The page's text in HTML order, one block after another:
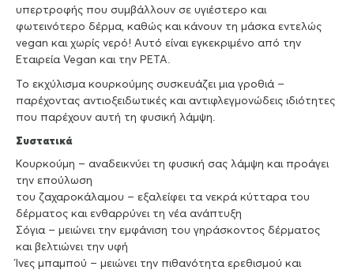
υπερτροφής που συμβάλλουν σε υγιέστερο και
φωτεινότερο δέρμα, καθώς και κάνουν τη μάσκα εντελώς
vegan και χωρίς νερό! Αυτό είναι εγκεκριμένο από την
Εταιρεία Vegan και την PETA.
Το εκχύλισμα κουρκούμης συσκευάζει μια γροθιά –
παρέχοντας αντιοξειδωτικές και αντιφλεγμονώδεις ιδιότητες
που παρέχουν αυτή τη φυσική λάμψη.
Συστατικά
Κουρκούμη – αναδεικνύει τη φυσική σας λάμψη και προάγει
την επούλωση
του ζαχαροκάλαμου – εξαλείφει τα νεκρά κύτταρα του
δέρματος και ενθαρρύνει τη νέα ανάπτυξη
Σόγια – μειώνει την εμφάνιση του γηράσκοντος δέρματος
και βελτιώνει την υφή
Ίνες μπαμπού – μειώνει την πιθανότητα ερεθισμού και